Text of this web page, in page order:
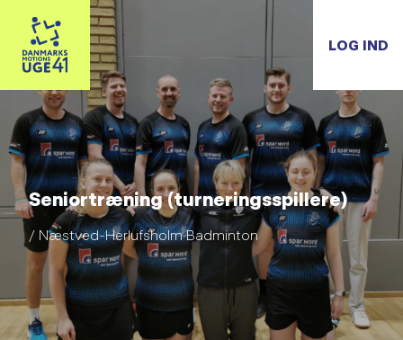
LOG IND
Seniortræning (turneringsspillere)
/ Næstved-Herlufsholm Badminton